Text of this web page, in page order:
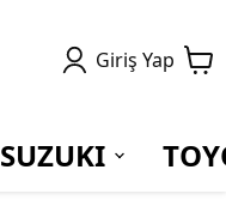
Giriş Yap
SUZUKI